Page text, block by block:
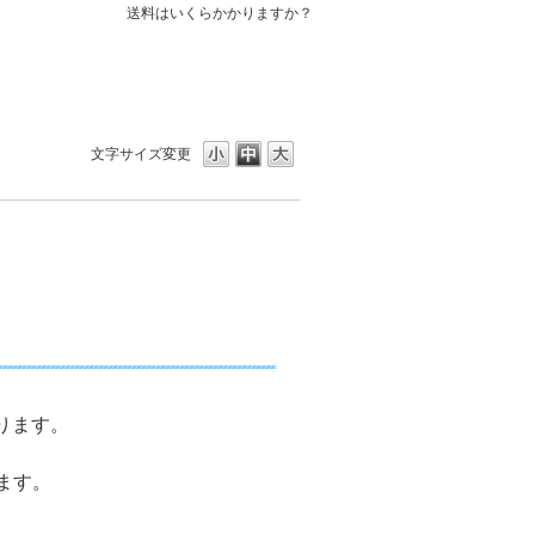
送料はいくらかかりますか？
文字サイズ変更
す。
。